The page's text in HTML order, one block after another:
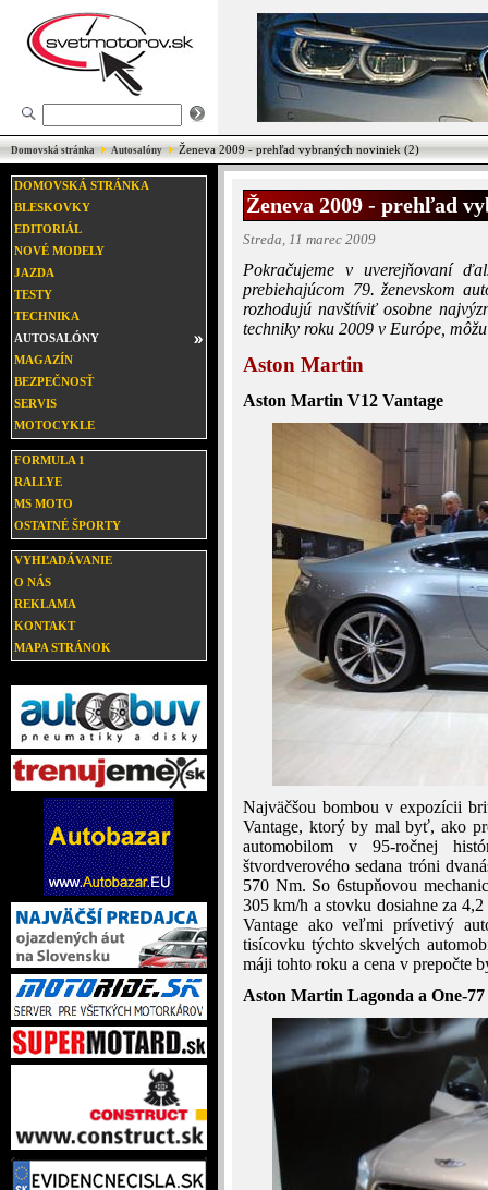
Domovská stránka Autosalóny Ženeva 2009 - prehľad vybraných noviniek (2)
DOMOVSKÁ STRÁNKA
BLESKOVKY
EDITORIÁL
NOVÉ MODELY
JAZDA
TESTY
TECHNIKA
AUTOSALÓNY
MAGAZÍN
BEZPEČNOSŤ
SERVIS
MOTOCYKLE
FORMULA 1
RALLYE
MS MOTO
OSTATNÉ ŠPORTY
VYHĽADÁVANIE
O NÁS
REKLAMA
KONTAKT
MAPA STRÁNOK
Ženeva 2009 - prehľad
Streda, 11 marec 2009
Pokračujeme v uverejňovaní
prebiehajúcom 79. ženevskom
rozhodujú navštíviť osobne
techniky roku 2009 v Európe,
Aston Martin
Aston Martin V12 Vantage
Najväčšou bombou v expozícii
Vantage, ktorý by mal byť, ako
automobilom v 95-ročnej
štvordverového sedana tróni
570 Nm. So 6stupňovou
305 km/h a stovku dosiahne za
Vantage ako veľmi prívetivý
tisícovku týchto skvelých
máji tohto roku a cena v prepočte
Aston Martin Lagonda a One-77